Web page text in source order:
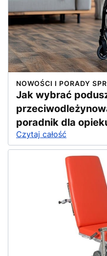
NOWOŚCI I PORADY
Jak wybrać
poradnik dla
Czytaj całość